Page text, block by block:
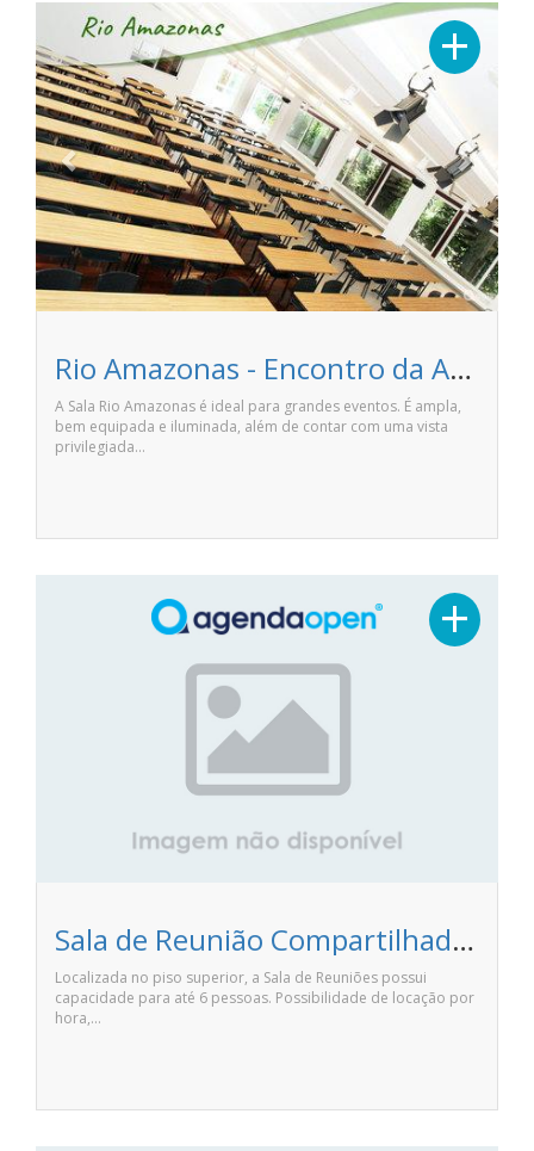
+
Previous Next
Rio Amazonas - Encontro da Amazônia
A Sala Rio Amazonas é ideal para grandes eventos. É ampla,
bem equipada e iluminada, além de contar com uma vista
privilegiada…
+
Sala de Reunião Compartilhada - Vila Getúlio - Espaços de Trabalho
Localizada no piso superior, a Sala de Reuniões possui
capacidade para até 6 pessoas. Possibilidade de locação por
hora,…